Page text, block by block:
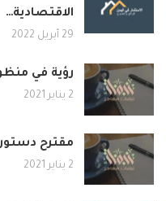
الاقتصادية…
29 أبريل 2022
رؤية في
2 يناير 2021
مقترح دستور
2 يناير 2021